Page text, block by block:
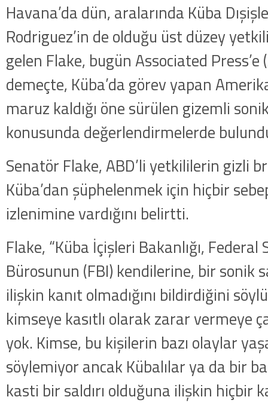
Havana’da dün, aralarında Küba
Rodriguez’in de olduğu üst düzey
gelen Flake, bugün Associated Press’e
demeçte, Küba’da görev yapan
maruz kaldığı öne sürülen gizemli
konusunda değerlendirmelerde
Senatör Flake, ABD’li yetkililerin gizli
Küba’dan şüphelenmek için hiçbir
izlenimine vardığını belirtti.
Flake, “Küba İçişleri Bakanlığı,
Bürosunun (FBI) kendilerine, bir sonik
ilişkin kanıt olmadığını bildirdiğini
kimseye kasıtlı olarak zarar vermeye
yok. Kimse, bu kişilerin bazı olaylar
söylemiyor ancak Kübalılar ya da bir
kasti bir saldırı olduğuna ilişkin hiçbir